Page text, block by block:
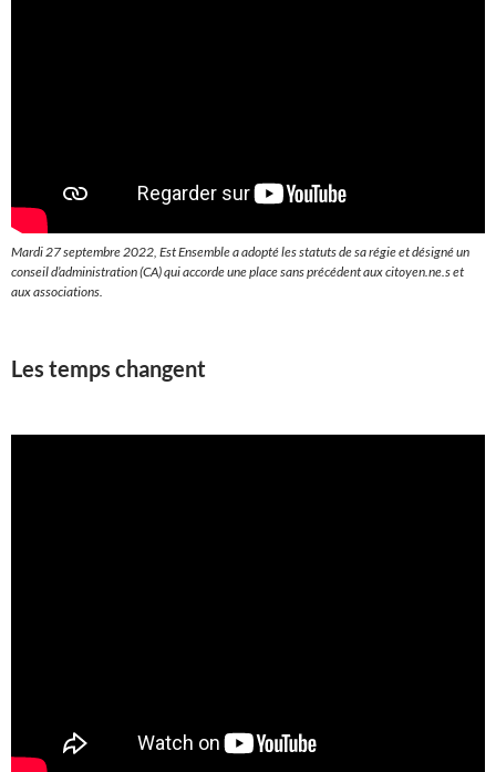
Mardi 27 septembre 2022, Est Ensemble a adopté les statuts de sa régie et désigné un
conseil d’administration (CA) qui accorde une place sans précédent aux citoyen.ne.s et
aux associations.
Les temps changent